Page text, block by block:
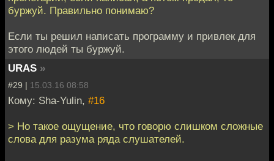
буржуй. Правильно понимаю?
Если ты решил написать программу и привлек для
этого людей ты буржуй.
URAS »
#29 | 15.03.16 08:58
Кому: Sha-Yulin, #16
> Но такое ощущение, что говорю слишком сложные
слова для разума ряда слушателей.